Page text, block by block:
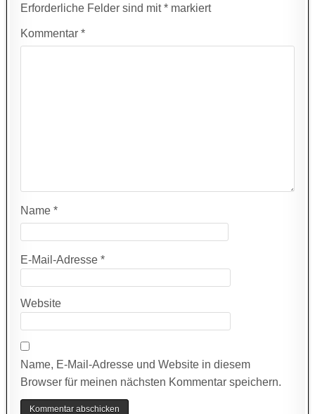
Erforderliche Felder sind mit* markiert
Kommentar*
Name*
E-Mail-Adresse*
Website
Name, E-Mail-Adresse und Website in diesem
Browser für meinen nächsten Kommentar speichern.